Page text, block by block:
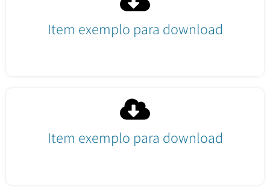
Item exemplo para download
Item exemplo para download